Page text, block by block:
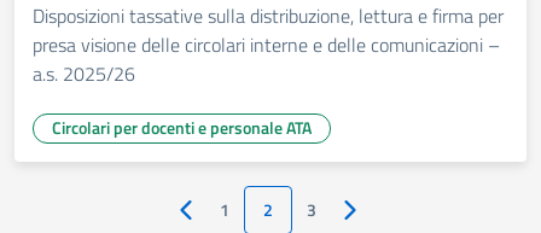
Disposizioni tassative sulla distribuzione, lettura e firma per
presa visione delle circolari interne e delle comunicazioni –
a.s. 2025/26
Circolari per docenti e personale ATA
Pagina precedente
1 2 3 Pagina successiva